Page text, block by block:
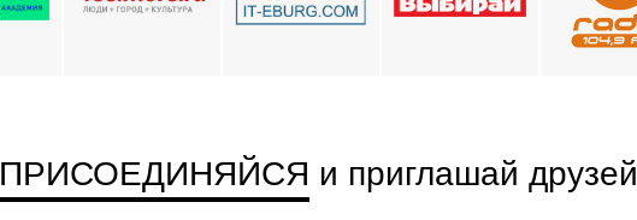
ПРИСОЕДИНЯЙСЯ и приглашай друзей